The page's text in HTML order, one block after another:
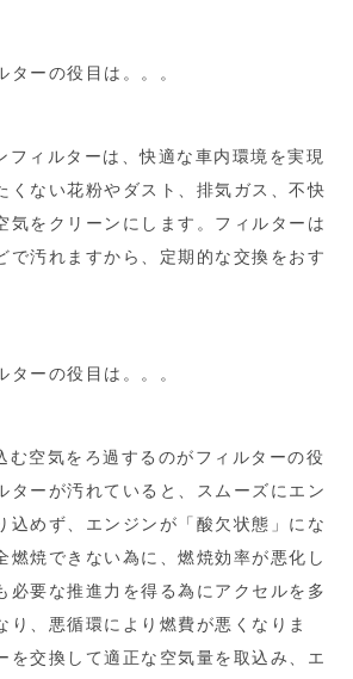
ターの役目は。。。
ィルターは、快適な車内環境を実現
くない花粉やダスト、排気ガス、不快
気をクリーンにします。フィルターは
で汚れますから、定期的な交換をおす
ターの役目は。。。
空気をろ過するのがフィルターの役
ターが汚れていると、スムーズにエン
込めず、エンジンが「酸欠状態」にな
燃焼できない為に、燃焼効率が悪化し
必要な推進力を得る為にアクセルを多
り、悪循環により燃費が悪くなりま
を交換して適正な空気量を取込み、エ